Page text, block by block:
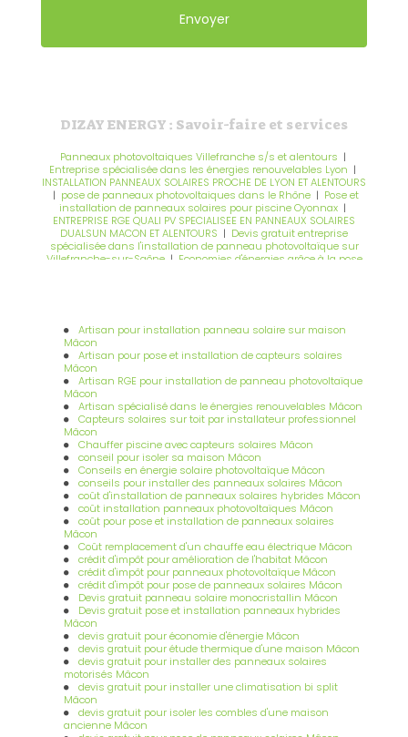
DIZAY ENERGY : Savoir-faire et services
Panneaux photovoltaiques Villefranche s/s et alentours |
Entreprise spécialisée dans les énergies renouvelables Lyon |
INSTALLATION PANNEAUX SOLAIRES PROCHE DE LYON ET ALENTOURS
| pose de panneaux photovoltaiques dans le Rhône| Pose et
installation de panneaux solaires pour piscine Oyonnax |
ENTREPRISE RGE QUALI PV SPECIALISEE EN PANNEAUX SOLAIRES
DUALSUN MACON ET ALENTOURS | Devis gratuit entreprise
spécialisée dans l'installation de panneau photovoltaïque sur
Villefranche-sur-Saône| Economies d'énergies grâce à la pose
Artisan pour installation panneau solaire sur maison
Mâcon
Artisan pour pose et installation de capteurs solaires
Mâcon
Artisan RGE pour installation de panneau photovoltaïque
Mâcon
Artisan spécialisé dans le énergies renouvelables Mâcon
Capteurs solaires sur toit par installateur professionnel
Mâcon
Chauffer piscine avec capteurs solaires Mâcon
conseil pour isoler sa maison Mâcon
Conseils en énergie solaire photovoltaïque Mâcon
conseils pour installer des panneaux solaires Mâcon
coût d'installation de panneaux solaires hybrides Mâcon
coût installation panneaux photovoltaïques Mâcon
coût pour pose et installation de panneaux solaires
Mâcon
Coût remplacement d'un chauffe eau électrique Mâcon
crédit d'impôt pour amélioration de l'habitat Mâcon
crédit d'impôt pour panneaux photovoltaïque Mâcon
crédit d'impôt pour pose de panneaux solaires Mâcon
Devis gratuit panneau solaire monocristallin Mâcon
Devis gratuit pose et installation panneaux hybrides
Mâcon
devis gratuit pour économie d'énergie Mâcon
devis gratuit pour étude thermique d'une maison Mâcon
devis gratuit pour installer des panneaux solaires
motorisés Mâcon
devis gratuit pour installer une climatisation bi split
Mâcon
devis gratuit pour isoler les combles d'une maison
ancienne Mâcon